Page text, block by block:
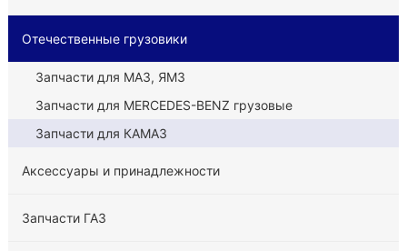
Отечественные грузовики
Запчасти для МАЗ, ЯМЗ
Запчасти для MERCEDES-BENZ грузовые
Запчасти для КАМАЗ
Аксессуары и принадлежности
Запчасти ГАЗ